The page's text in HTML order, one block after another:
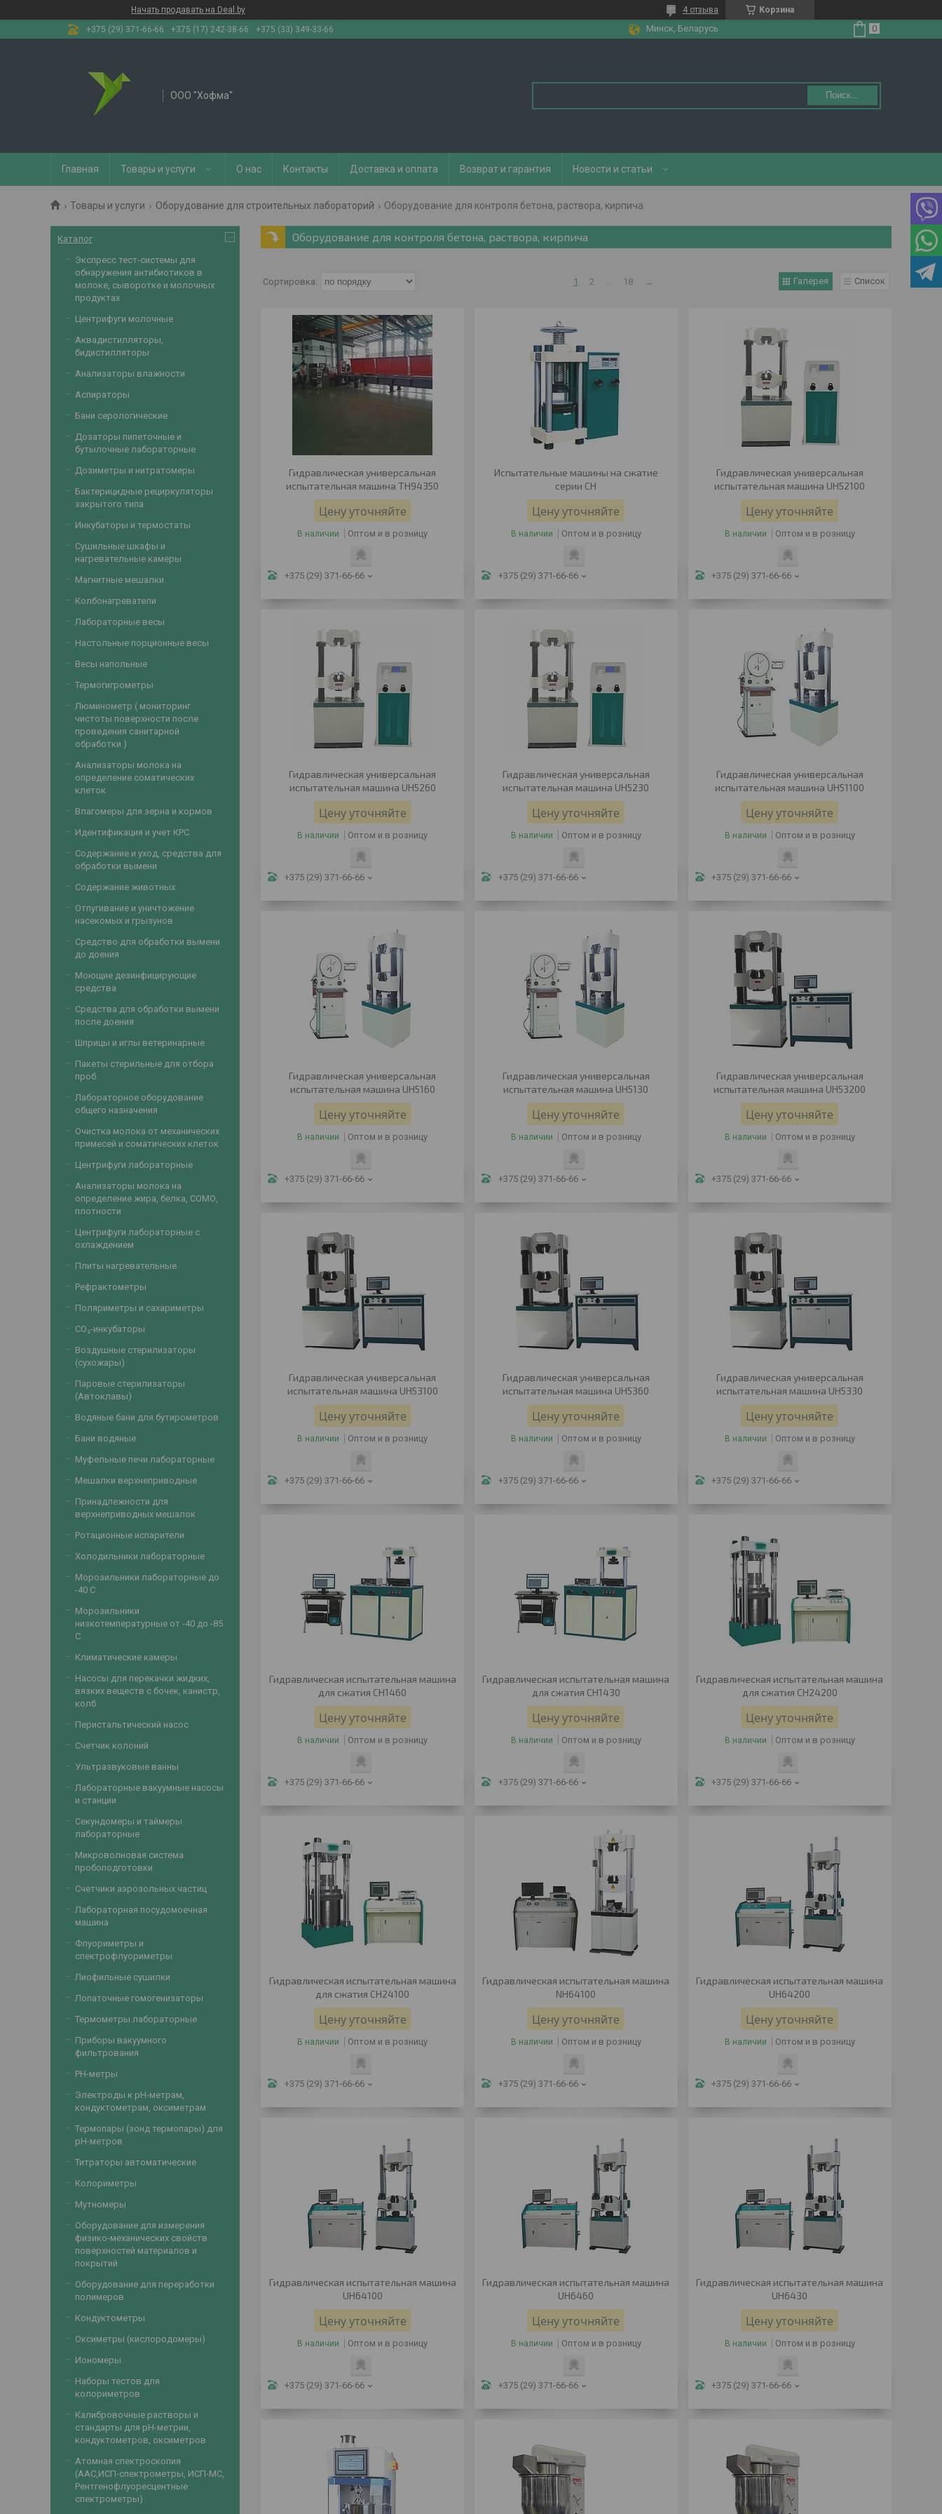
Начать продавать на Deal.by Корзина
4 отзыва
+375 (29) 371-66-66
+375 (17) 242-38-66 +375 (33) 349-33-66 Минск, Беларусь
OOO "Хофма" Поиск...
Главная Товары и услуги О нас Контакты Доставка и оплата Возврат и гарантия Новости и статьи
Товары и услуги Оборудование для строительных лабораторий Оборудование для контроля бетона, раствора, кирпича
Оборудование для контроля бетона, раствора, кирпича
1 2 ... 18 → Галерея Список
Гидравлическая универсальная
испытательная машина TH94350
Цену уточняйте
В наличии Оптом и в розницу
+375 (29) 371-66-66
Испытательные машины на сжатие
серии CH
Цену уточняйте
В наличии Оптом и в розницу
+375 (29) 371-66-66
Гидравлическая универсальная
испытательная машина UH52100
Цену уточняйте
В наличии Оптом и в розницу
+375 (29) 371-66-66
Гидравлическая универсальная
испытательная машина UH5260
Цену уточняйте
В наличии Оптом и в розницу
+375 (29) 371-66-66
Гидравлическая универсальная
испытательная машина UH5230
Цену уточняйте
В наличии Оптом и в розницу
+375 (29) 371-66-66
Гидравлическая универсальная
испытательная машина UH51100
Цену уточняйте
В наличии Оптом и в розницу
+375 (29) 371-66-66
Гидравлическая универсальная
испытательная машина UH5160
Цену уточняйте
В наличии Оптом и в розницу
+375 (29) 371-66-66
Гидравлическая универсальная
испытательная машина UH5130
Цену уточняйте
В наличии Оптом и в розницу
+375 (29) 371-66-66
Гидравлическая универсальная
испытательная машина UH53200
Цену уточняйте
В наличии Оптом и в розницу
+375 (29) 371-66-66
Гидравлическая универсальная
испытательная машина UH53100
Цену уточняйте
В наличии Оптом и в розницу
+375 (29) 371-66-66
Гидравлическая универсальная
испытательная машина UH5360
Цену уточняйте
В наличии Оптом и в розницу
+375 (29) 371-66-66
Гидравлическая универсальная
испытательная машина UH5330
Цену уточняйте
В наличии Оптом и в розницу
+375 (29) 371-66-66
Гидравлическая испытательная машина
для сжатия CH1460
Цену уточняйте
В наличии Оптом и в розницу
+375 (29) 371-66-66
Гидравлическая испытательная машина
для сжатия CH1430
Цену уточняйте
В наличии Оптом и в розницу
+375 (29) 371-66-66
Гидравлическая испытательная машина
для сжатия CH24200
Цену уточняйте
В наличии Оптом и в розницу
+375 (29) 371-66-66
Гидравлическая испытательная машина
для сжатия CH24100
Цену уточняйте
В наличии Оптом и в розницу
+375 (29) 371-66-66
Гидравлическая испытательная машина
NH64100
Цену уточняйте
В наличии Оптом и в розницу
+375 (29) 371-66-66
Гидравлическая испытательная машина
UH64200
Цену уточняйте
В наличии Оптом и в розницу
+375 (29) 371-66-66
Гидравлическая испытательная машина
UH64100
Цену уточняйте
В наличии Оптом и в розницу
+375 (29) 371-66-66
Гидравлическая испытательная машина
UH6460
Цену уточняйте
В наличии Оптом и в розницу
+375 (29) 371-66-66
Гидравлическая испытательная машина
UH6430
Цену уточняйте
В наличии Оптом и в розницу
+375 (29) 371-66-66
Каталог
Экспресс тест-системы для
обнаружения антибиотиков в
молоке, сыворотке и молочных
продуктах
Центрифуги молочные
Аквадистилляторы,
бидистилляторы
Анализаторы влажности
Аспираторы
Бани серологические
Дозаторы пипеточные и
бутылочные лабораторные
Дозиметры и нитратомеры
Бактерицидные рециркуляторы
закрытого типа
Инкубаторы и термостаты
Сушильные шкафы и
нагревательные камеры
Магнитные мешалки
Колбонагреватели
Лабораторные весы
Настольные порционные весы
Весы напольные
Термогигрометры
Люминометр ( мониторинг
чистоты поверхности после
проведения санитарной
обработки )
Анализаторы молока на
определение соматических
клеток
Влагомеры для зерна и кормов
Идентификация и учет КРС
Содержание и уход, средства для
обработки вымени
Содержание животных
Отпугивание и уничтожение
насекомых и грызунов
Средство для обработки вымени
до доения
Моющие дезинфицирующие
средства
Средства для обработки вымени
после доения
Шприцы и иглы ветеринарные
Пакеты стерильные для отбора
проб
Лабораторное оборудование
общего назначения
Очистка молока от механических
примесей и соматических клеток
Центрифуги лабораторные
Анализаторы молока на
определение жира, белка, СОМО,
плотности
Центрифуги лабораторные с
охлаждением
Плиты нагревательные
Рефрактометры
Поляриметры и сахариметры
CO₂-инкубаторы
Воздушные стерилизаторы
(сухожары)
Паровые стерилизаторы
(Автоклавы)
Водяные бани для бутирометров
Бани водяные
Муфельные печи лабораторные
Мешалки верхнеприводные
Принадлежности для
верхнеприводных мешалок
Ротационные испарители
Холодильники лабораторные
Морозильники лабораторные до
-40 С
Морозильники
низкотемпературные от -40 до -85
С
Климатические камеры
Насосы для перекачки жидких,
вязких веществ с бочек, канистр,
колб
Перистальтический насос
Счетчик колоний
Ультразвуковые ванны
Лабораторные вакуумные насосы
и станции
Секундомеры и таймеры
лабораторные
Микроволновая система
пробоподготовки
Счетчики аэрозольных частиц
Лабораторная посудомоечная
машина
Флуориметры и
спектрофлуориметры
Лиофильные сушилки
Лопаточные гомогенизаторы
Термометры лабораторные
Приборы вакуумного
фильтрования
PH-метры
Электроды к рН-метрам,
кондуктометрам, оксиметрам
Термопары (зонд термопары) для
рН-метров
Титраторы автоматические
Колориметры
Мутномеры
Оборудование для измерения
физико-механических свойств
поверхностей материалов и
покрытий
Оборудование для переработки
полимеров
Кондуктометры
Оксиметры (кислородомеры)
Иономеры
Наборы тестов для
колориметров
Калибровочные растворы и
стандарты для рН-метрии,
кондуктометров, оксиметров
Атомная спектроскопия
(ААС,ИСП-спектрометры, ИСП-МС,
Рентгенофлуоресцентные
спектрометры)